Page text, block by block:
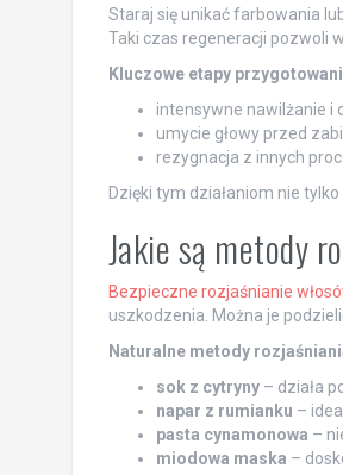
Staraj się unikać farbowania
Taki czas regeneracji pozwoli
Kluczowe etapy
intensywne nawilżanie i
umycie głowy przed
rezygnacja z innych
Dzięki tym działaniom nie
Jakie są metody
Bezpieczne rozjaśnianie
uszkodzenia. Można je
Naturalne metody
sok z cytryny– działa
napar z rumianku –
pasta cynamonowa –
miodowa maska –